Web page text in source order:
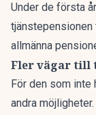
Under de första
allmänna
Fler vägar till
För den som inte
andra möjligheter.